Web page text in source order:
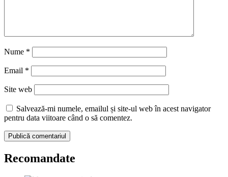
Nume *
Email *
Site web
Salvează-mi numele, emailul și site-ul web în acest navigator
pentru data viitoare când o să comentez.
Recomandate